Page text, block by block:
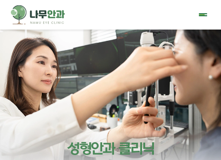
성형안과 클리닉